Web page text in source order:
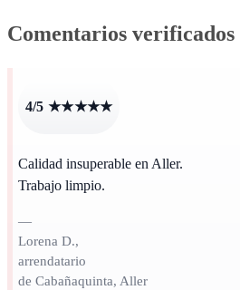
Comentarios verificados
4/5 ★★★★★
Calidad insuperable en Aller.
Trabajo limpio.
—
Lorena D.,
arrendatario
de Cabañaquinta, Aller